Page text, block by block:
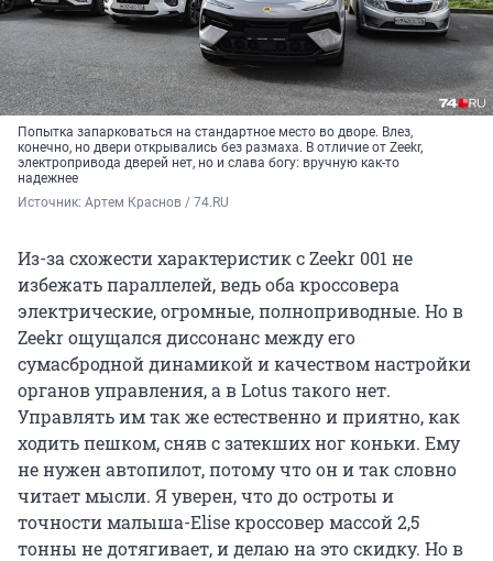
Попытка запарковаться на стандартное место во дворе. Влез,
конечно, но двери открывались без размаха. В отличие от Zeekr,
электропривода дверей нет, но и слава богу: вручную как-то
надежнее
Источник: Артем Краснов / 74.RU
Из-за схожести характеристик с Zeekr 001 не
избежать параллелей, ведь оба кроссовера
электрические, огромные, полноприводные. Но в
Zeekr ощущался диссонанс между его
сумасбродной динамикой и качеством настройки
органов управления, а в Lotus такого нет.
Управлять им так же естественно и приятно, как
ходить пешком, сняв с затекших ног коньки. Ему
не нужен автопилот, потому что он и так словно
читает мысли. Я уверен, что до остроты и
точности малыша-Elise кроссовер массой 2,5
тонны не дотягивает, и делаю на это скидку. Но в